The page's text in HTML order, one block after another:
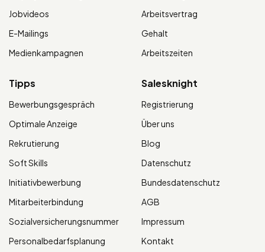
Jobvideos
E-Mailings
Medienkampagnen
Arbeitsvertrag
Gehalt
Arbeitszeiten
Tipps
Bewerbungsgespräch
Optimale Anzeige
Rekrutierung
Soft Skills
Initiativbewerbung
Mitarbeiterbindung
Sozialversicherungsnummer
Personalbedarfsplanung
Salesknight
Registrierung
Über uns
Blog
Datenschutz
Bundesdatenschutz
AGB
Impressum
Kontakt